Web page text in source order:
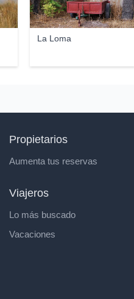
La Loma
Propietarios
Aumenta tus reservas
Viajeros
Lo más buscado
Vacaciones